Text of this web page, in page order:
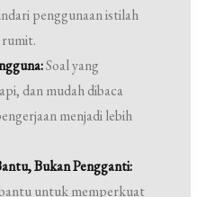
penggunaan istilah
Soal yang
dan mudah dibaca
menjadi lebih
Bukan Pengganti:
untuk memperkuat